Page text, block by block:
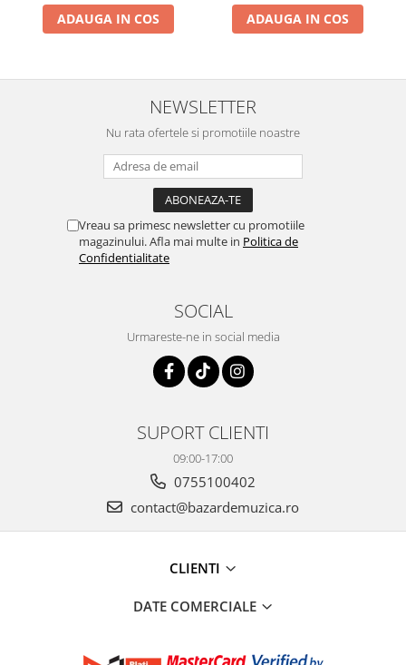
ADAUGA IN COS ADAUGA IN COS
NEWSLETTER
Nu rata ofertele si promotiile noastre
Vreau sa primesc newsletter cu promotiile
magazinului. Afla mai multe in Politica de
Confidentialitate
SOCIAL
Urmareste-ne in social media
SUPORT CLIENTI
09:00-17:00
0755100402
contact@bazardemuzica.ro
CLIENTI
DATE COMERCIALE